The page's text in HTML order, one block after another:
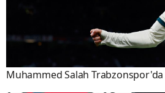
Muhammed Salah Trabzonspor'da